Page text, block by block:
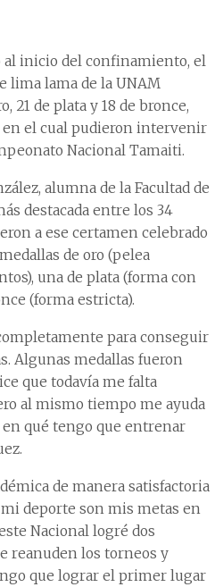
al inicio del confinamiento, el
lima lama de la UNAM
21 de plata y 18 de bronce,
el cual pudieron intervenir
Nacional Tamaiti.
alumna de la Facultad de
destacada entre los 34
a ese certamen celebrado
de oro (pelea
una de plata (forma con
(forma estricta).
para conseguir
Algunas medallas fueron
que todavía me falta
al mismo tiempo me ayuda
qué tengo que entrenar
de manera satisfactoria
deporte son mis metas en
Nacional logré dos
reanuden los torneos y
que lograr el primer lugar